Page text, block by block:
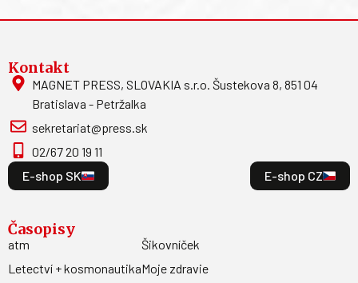
Kontakt
MAGNET PRESS, SLOVAKIA s.r.o. Šustekova 8, 851 04
Bratislava - Petržalka
sekretariat@press.sk
02/67 20 19 11
E-shop SK
E-shop CZ
Časopisy
atm
Letectví + kosmonautika
Šikovníček
Moje zdravie